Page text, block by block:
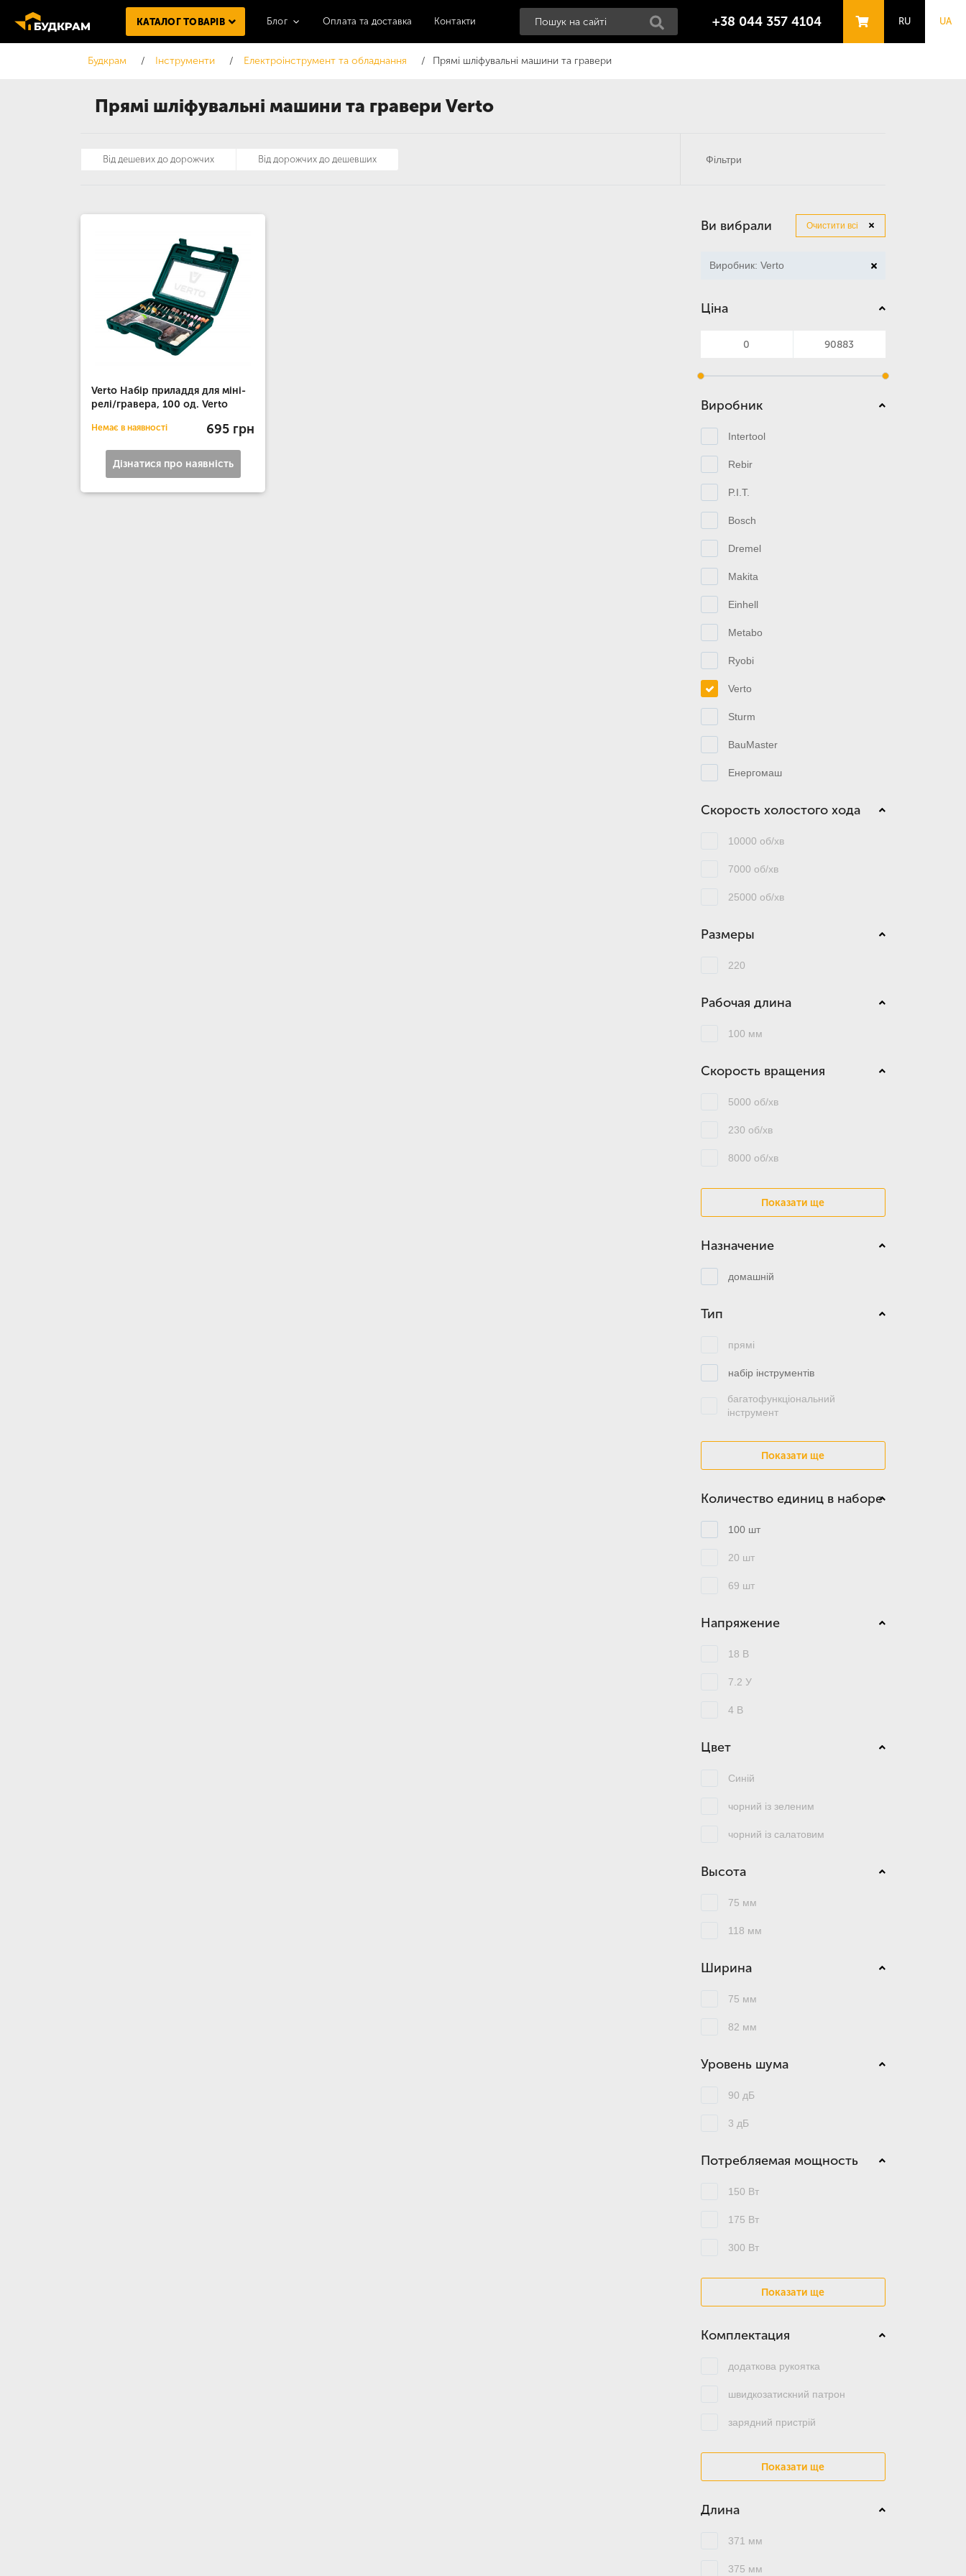
Прямі шліфувальні машини та гравери Verto
КАТАЛОГ ТОВАРІВ Блог Оплата та доставка Контакти +38 044 357 4104 RU UA
Будкрам Інструменти Електроінструмент та обладнання Прямі шліфувальні машини та гравери
Verto Набір приладдя для міні-
релі/гравера, 100 од. Verto
Немає в наявності 695 грн
Дізнатися про наявність
Ви вибрали Очистити всі
Виробник: Verto
Ціна
Виробник
Intertool
Rebir
P.I.T.
Bosch
Dremel
Makita
Einhell
Metabo
Ryobi
Verto
Sturm
BauMaster
Енергомаш
Скорость холостого хода
10000 об/хв
7000 об/хв
25000 об/хв
Размеры
220
Рабочая длина
100 мм
Скорость вращения
5000 об/хв
230 об/хв
8000 об/хв
Показати ще
Назначение
домашній
Тип
прямі
набір інструментів
багатофункціональний
інструмент
Показати ще
Количество единиц в наборе
100 шт
20 шт
69 шт
Напряжение
18 В
7.2 У
4 В
Цвет
Синій
чорний із зеленим
чорний із салатовим
Высота
75 мм
118 мм
Ширина
75 мм
82 мм
Уровень шума
90 дБ
3 дБ
Потребляемая мощность
150 Вт
175 Вт
300 Вт
Показати ще
Комплектация
додаткова рукоятка
швидкозатискний патрон
зарядний пристрій
Показати ще
Длина
371 мм
375 мм
Від дешевих до дорожчих Від дорожчих до дешевших Фільтри